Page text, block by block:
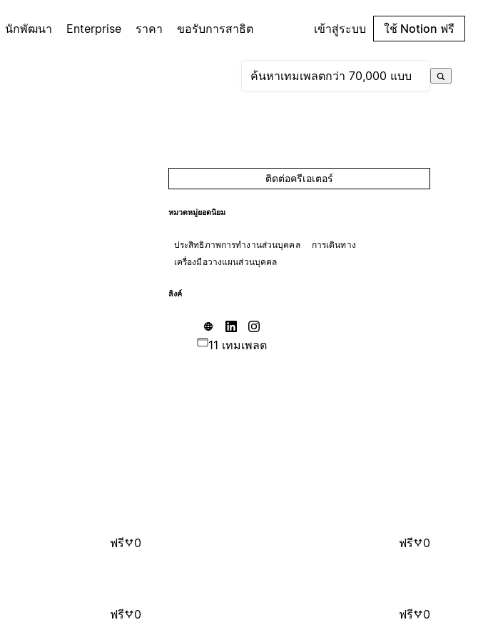
นักพัฒนา Enterprise ราคา ขอรับการสาธิต เข้าสู่ระบบ ใช้ Notion ฟรี
ติดต่อครีเอเตอร์
หมวดหมู่ยอดนิยม
ประสิทธิภาพการทำงานส่วนบุคคล
การเดินทาง
เครื่องมือวางแผนส่วนบุคคล
ลิงค์
11 เทมเพลต
ฟรี 0 ฟรี 0
ฟรี 0 ฟรี 0